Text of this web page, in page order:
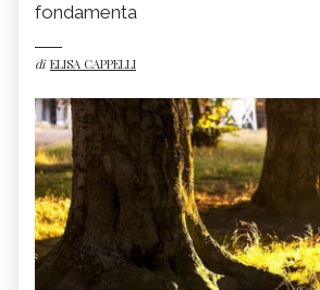
fondamenta
di ELISA CAPPELLI